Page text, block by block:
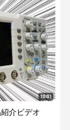
介ビデオ